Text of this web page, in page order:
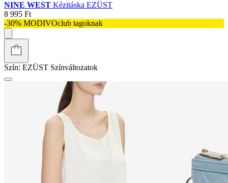
NINE WEST Kézitáska EZÜST
8 995 Ft
-30% MODIVOclub tagoknak
Szín: EZÜST Színváltozatok